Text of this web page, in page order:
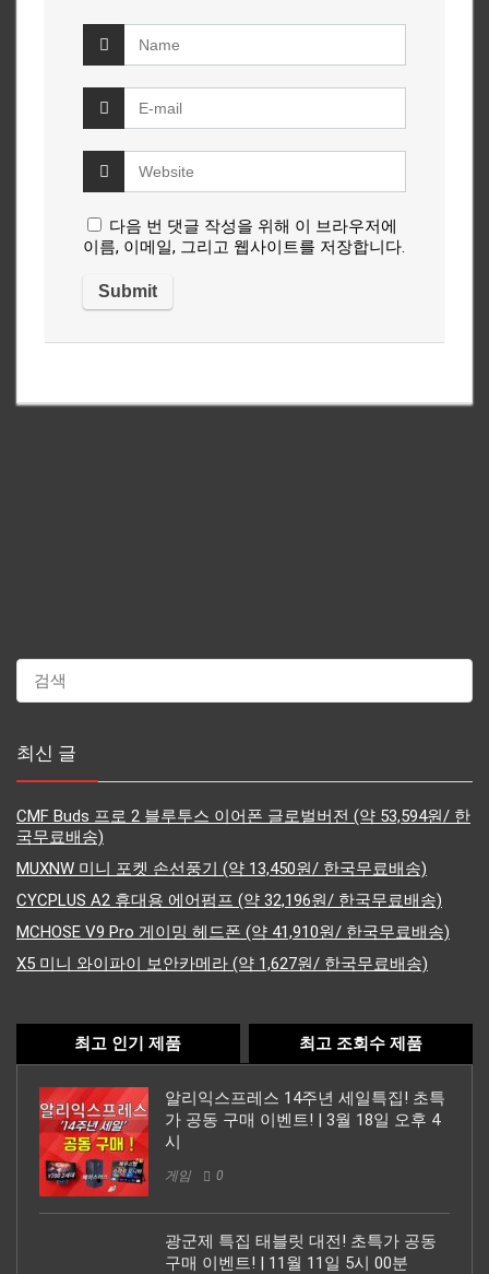
다음 번 댓글 작성을 위해 이 브라우저에
이름, 이메일, 그리고 웹사이트를 저장합니다.
최신 글
CMF Buds 프로 2 블루투스 이어폰 글로벌버전 (약 53,594원/ 한
국무료배송)
MUXNW 미니 포켓 손선풍기 (약 13,450원/ 한국무료배송)
CYCPLUS A2 휴대용 에어펌프 (약 32,196원/ 한국무료배송)
MCHOSE V9 Pro 게이밍 헤드폰 (약 41,910원/ 한국무료배송)
X5 미니 와이파이 보안카메라 (약 1,627원/ 한국무료배송)
최고 인기 제품 최고 조회수 제품
알리익스프레스 14주년 세일특집! 초특
가 공동 구매 이벤트! | 3월 18일 오후 4
시
게임 0
광군제 특집 태블릿 대전! 초특가 공동
구매 이벤트! | 11월 11일 5시 00분